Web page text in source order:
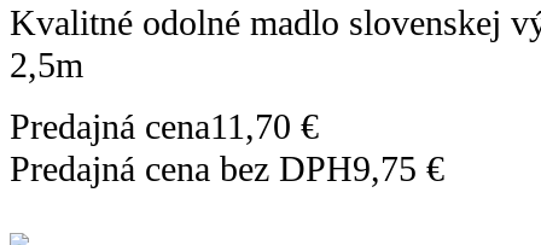
Kvalitné odolné madlo slovenskej
2,5m
Predajná cena11,70 €
Predajná cena bez DPH9,75 €